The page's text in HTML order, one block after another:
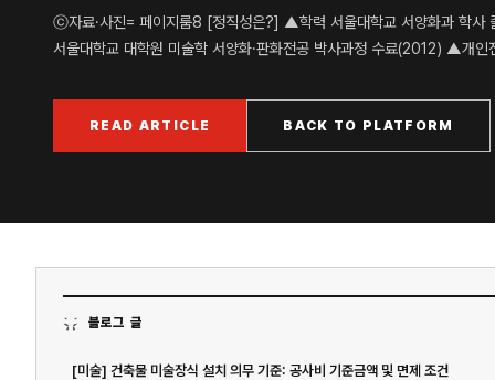
ⓒ자료·사진= 페이지룸8 [정직성은?] ▲학력 서울대학교 서양화과 학
서울대학교 대학원 미술학 서양화·판화전공 박사과정 수료(2012) ▲개인
READ ARTICLE BACK TO PLATFORM
블로그 글
[미술] 건축물 미술장식 설치 의무 기준: 공사비 기준금액 및 면제 조건